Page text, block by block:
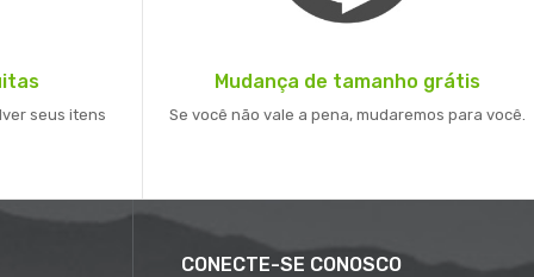
seus itens
Mudança de tamanho grátis
Se você não vale a pena, mudaremos para você.
CONECTE-SE CONOSCO